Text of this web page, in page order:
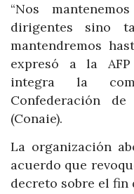
“Nos
dirigentes sino
mantendremos
expresó a la
integra la
Confederación
(Conaie).
La organización
acuerdo que
decreto sobre el fin